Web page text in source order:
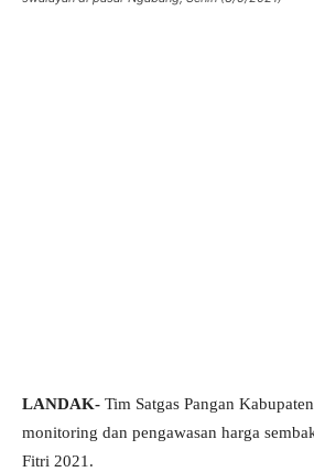
LANDAK- Tim Satgas Pangan
monitoring dan pengawasan harga
Fitri 2021.